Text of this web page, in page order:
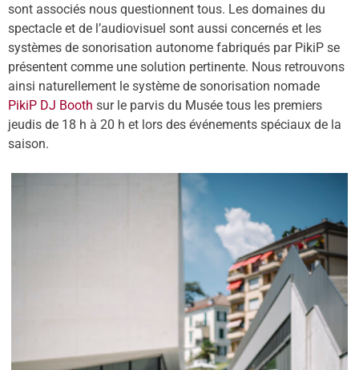
sont associés nous questionnent tous. Les domaines du
spectacle et de l’audiovisuel sont aussi concernés et les
systèmes de sonorisation autonome fabriqués par PikiP se
présentent comme une solution pertinente. Nous retrouvons
ainsi naturellement le système de sonorisation nomade
PikiP DJ Booth sur le parvis du Musée tous les premiers
jeudis de 18 h à 20 h et lors des événements spéciaux de la
saison.